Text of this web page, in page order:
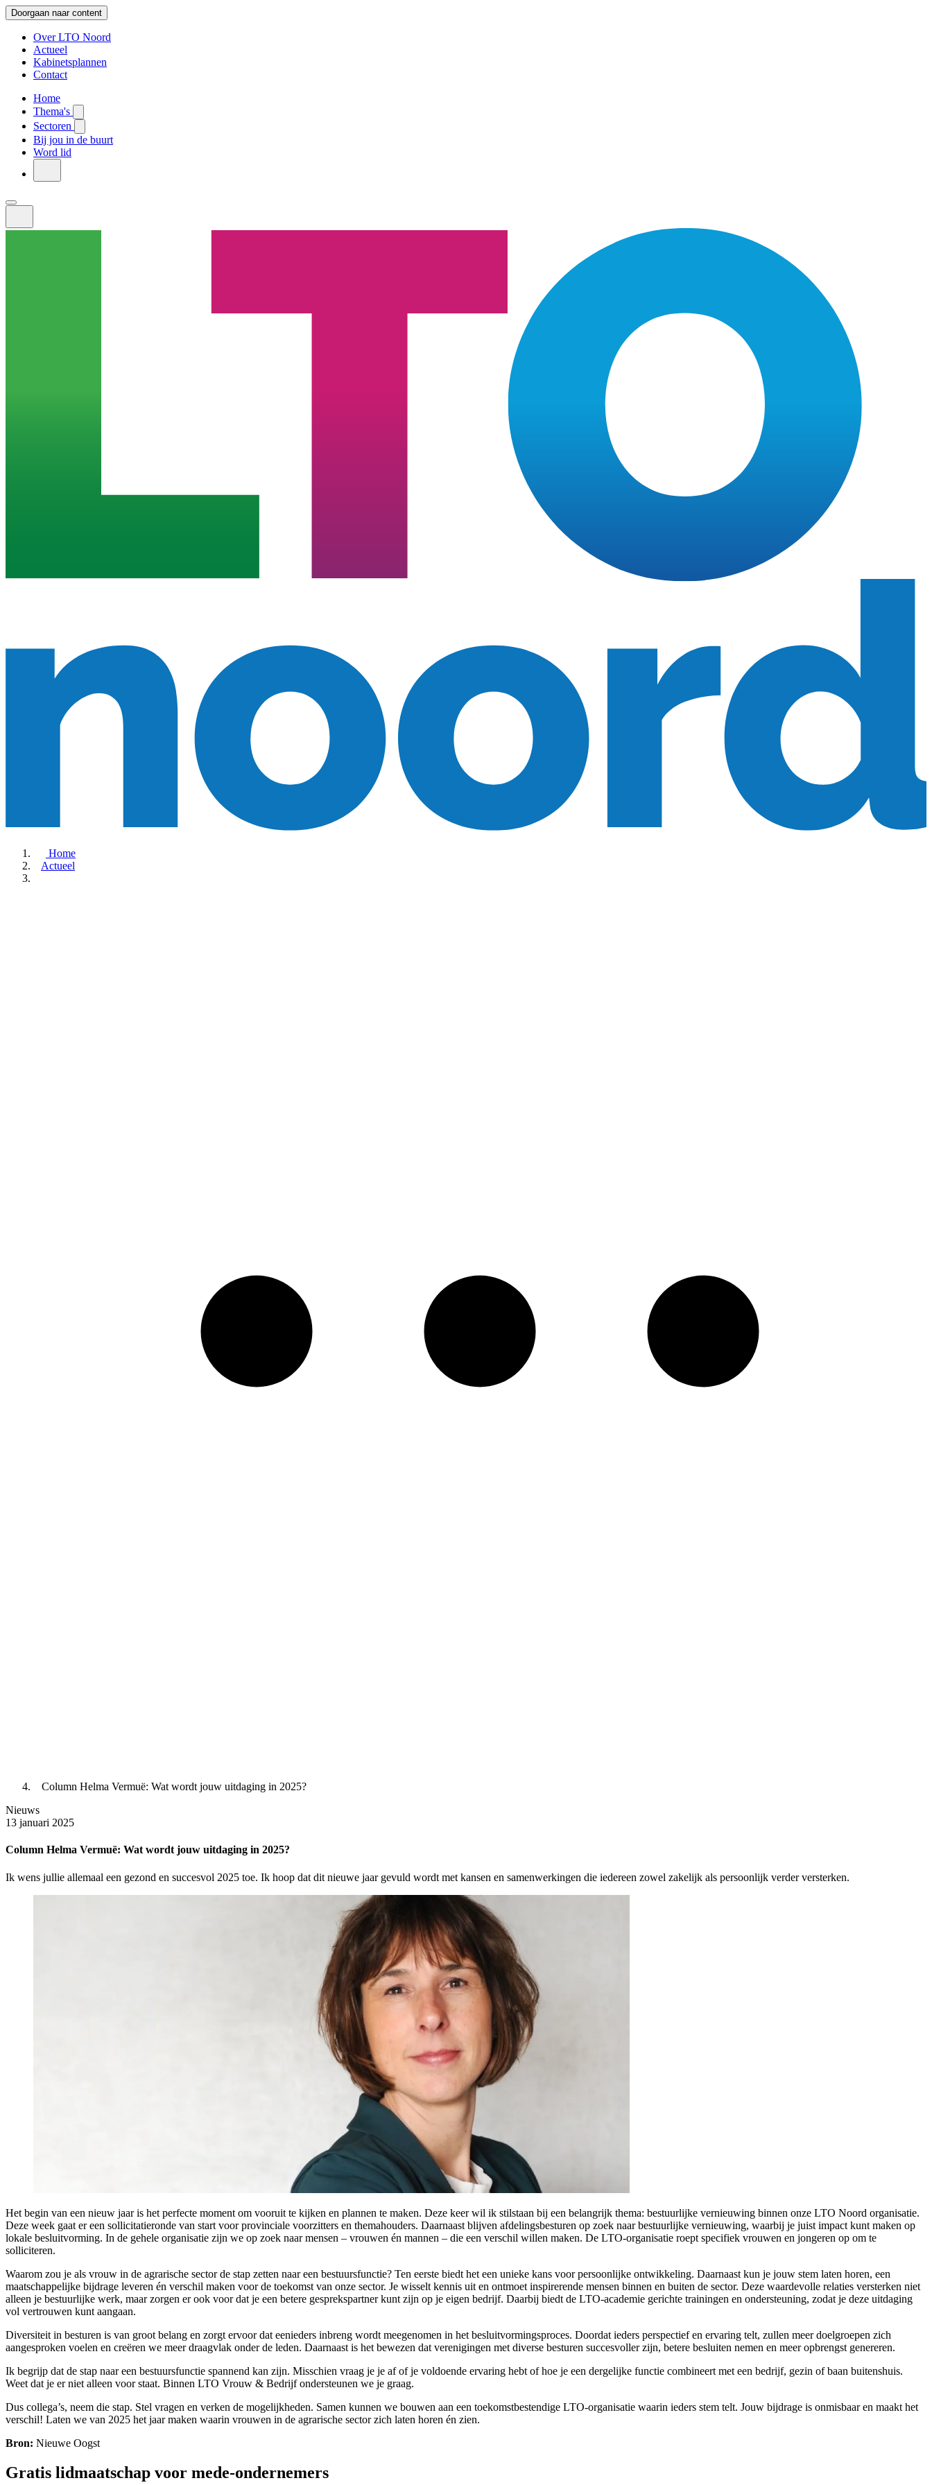
Doorgaan naar content
Over LTO Noord
Actueel
Kabinetsplannen
Contact
Home
Thema's
Sectoren
Bij jou in de buurt
Word lid
Home
Actueel
Column Helma Vermuë: Wat wordt jouw uitdaging in 2025?
Nieuws
13 januari 2025
Column Helma Vermuë: Wat wordt jouw uitdaging in 2025?
Ik wens jullie allemaal een gezond en succesvol 2025 toe. Ik hoop dat dit nieuwe jaar gevuld wordt met kansen en samenwerkingen die iedereen zowel zakelijk als persoonlijk verder versterken.
Het begin van een nieuw jaar is het perfecte moment om vooruit te kijken en plannen te maken. Deze keer wil ik stilstaan bij een belangrijk thema: bestuurlijke vernieuwing binnen onze LTO Noord organisatie.
Deze week gaat er een sollicitatieronde van start voor provinciale voorzitters en themahouders. Daarnaast blijven afdelingsbesturen op zoek naar bestuurlijke vernieuwing, waarbij je juist impact kunt maken op
lokale besluitvorming. In de gehele organisatie zijn we op zoek naar mensen – vrouwen én mannen – die een verschil willen maken. De LTO-organisatie roept specifiek vrouwen en jongeren op om te
solliciteren.
Waarom zou je als vrouw in de agrarische sector de stap zetten naar een bestuursfunctie? Ten eerste biedt het een unieke kans voor persoonlijke ontwikkeling. Daarnaast kun je jouw stem laten horen, een
maatschappelijke bijdrage leveren én verschil maken voor de toekomst van onze sector. Je wisselt kennis uit en ontmoet inspirerende mensen binnen en buiten de sector. Deze waardevolle relaties versterken niet
alleen je bestuurlijke werk, maar zorgen er ook voor dat je een betere gesprekspartner kunt zijn op je eigen bedrijf. Daarbij biedt de LTO-academie gerichte trainingen en ondersteuning, zodat je deze uitdaging
vol vertrouwen kunt aangaan.
Diversiteit in besturen is van groot belang en zorgt ervoor dat eenieders inbreng wordt meegenomen in het besluitvormingsproces. Doordat ieders perspectief en ervaring telt, zullen meer doelgroepen zich
aangesproken voelen en creëren we meer draagvlak onder de leden. Daarnaast is het bewezen dat verenigingen met diverse besturen succesvoller zijn, betere besluiten nemen en meer opbrengst genereren.
Ik begrijp dat de stap naar een bestuursfunctie spannend kan zijn. Misschien vraag je je af of je voldoende ervaring hebt of hoe je een dergelijke functie combineert met een bedrijf, gezin of baan buitenshuis.
Weet dat je er niet alleen voor staat. Binnen LTO Vrouw & Bedrijf ondersteunen we je graag.
Dus collega’s, neem die stap. Stel vragen en verken de mogelijkheden. Samen kunnen we bouwen aan een toekomstbestendige LTO-organisatie waarin ieders stem telt. Jouw bijdrage is onmisbaar en maakt het
verschil! Laten we van 2025 het jaar maken waarin vrouwen in de agrarische sector zich laten horen én zien.
Bron: Nieuwe Oogst
Gratis lidmaatschap voor mede-ondernemers